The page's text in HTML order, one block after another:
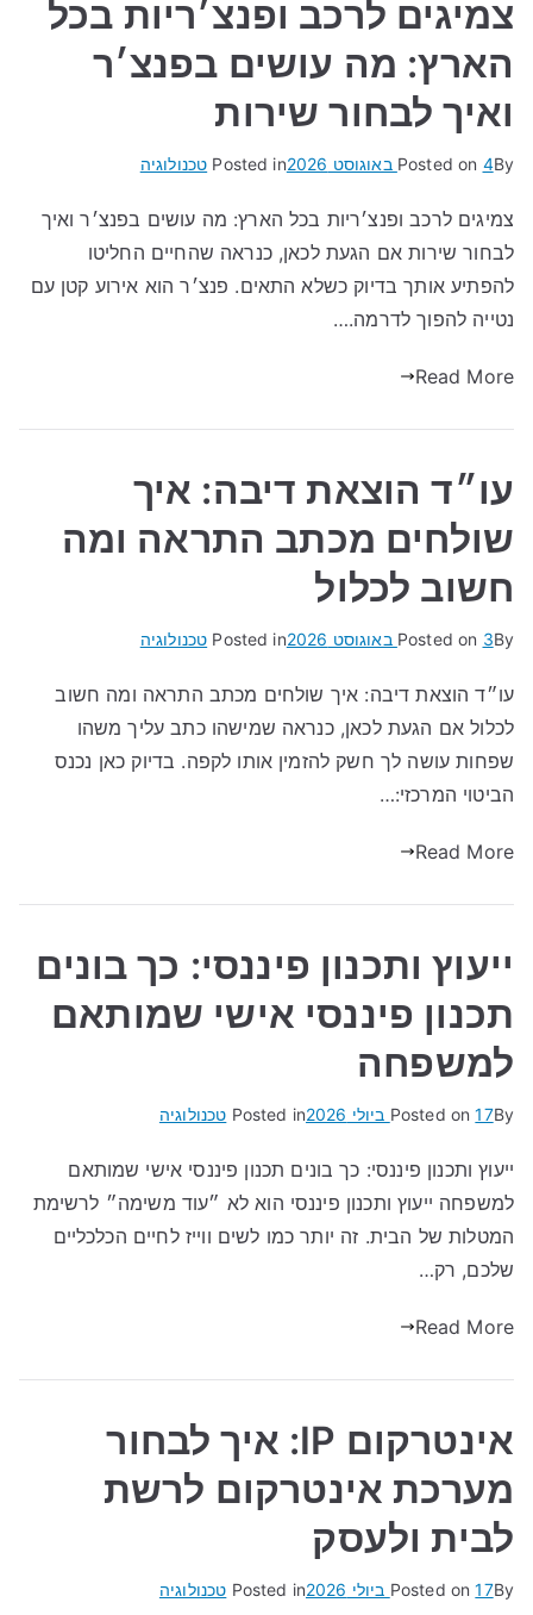
צמיגים לרכב ופנצ׳ריות בכל
הארץ: מה עושים בפנצ׳ר
ואיך לבחור שירות
By
Posted on 4 באוגוסט 2026 Posted in טכנולוגיה
צמיגים לרכב ופנצ׳ריות בכל הארץ: מה עושים בפנצ׳ר ואיך
לבחור שירות אם הגעת לכאן, כנראה שהחיים החליטו
להפתיע אותך בדיוק כשלא התאים. פנצ׳ר הוא אירוע קטן עם
נטייה להפוך לדרמה.…
Read More
עו״ד הוצאת דיבה: איך
שולחים מכתב התראה ומה
חשוב לכלול
By
Posted on 3 באוגוסט 2026 Posted in טכנולוגיה
עו״ד הוצאת דיבה: איך שולחים מכתב התראה ומה חשוב
לכלול אם הגעת לכאן, כנראה שמישהו כתב עליך משהו
שפחות עושה לך חשק להזמין אותו לקפה. בדיוק כאן נכנס
הביטוי המרכזי:…
Read More
ייעוץ ותכנון פיננסי: כך בונים
תכנון פיננסי אישי שמותאם
למשפחה
By
Posted on17 ביולי 2026 Posted in טכנולוגיה
ייעוץ ותכנון פיננסי: כך בונים תכנון פיננסי אישי שמותאם
למשפחה ייעוץ ותכנון פיננסי הוא לא ״עוד משימה״ לרשימת
המטלות של הבית. זה יותר כמו לשים ווייז לחיים הכלכליים
שלכם, רק…
Read More
אינטרקום IP: איך לבחור
מערכת אינטרקום לרשת
לבית ולעסק
By
Posted on17 ביולי 2026 Posted in טכנולוגיה